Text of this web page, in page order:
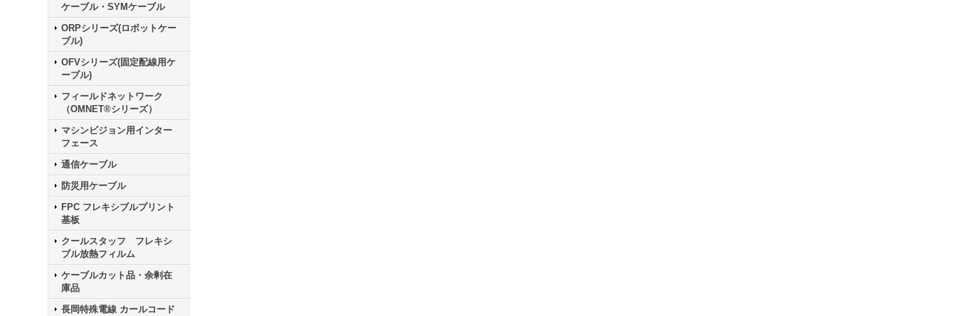
ケーブル・SYMケーブル
ORPシリーズ(ロボットケー
ブル)
OFVシリーズ(固定配線用ケ
ーブル)
フィールドネットワーク
（OMNET®シリーズ）
マシンビジョン用インター
フェース
通信ケーブル
防災用ケーブル
FPC フレキシブルプリント
基板
クールスタッフ フレキシ
ブル放熱フィルム
ケーブルカット品・余剰在
庫品
長岡特殊電線 カールコード